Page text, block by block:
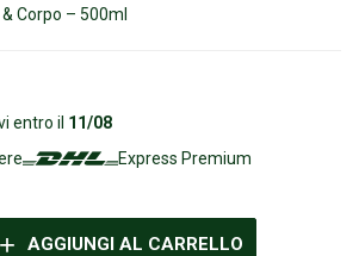
Corpo – 500ml
entro il 11/08
Express Premium
AGGIUNGI AL CARRELLO